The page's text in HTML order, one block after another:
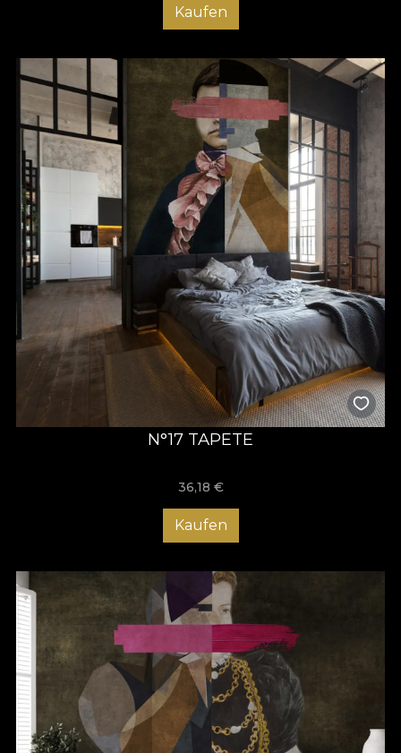
Kaufen
N°17 TAPETE
36,18 €
Kaufen